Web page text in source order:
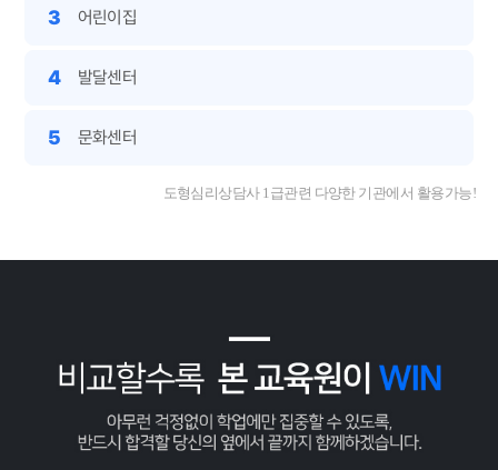
3 어린이집
4 발달센터
5 문화센터
도형심리상담사 1급관련 다양한 기관에서 활용가능!